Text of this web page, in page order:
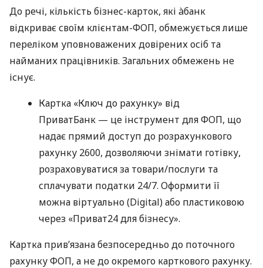
До речі, кількість бізнес-карток, які àбанк
відкриває своїм клієнтам-ФОП, обмежується лише
переліком уповноважених довірених осіб та
найманих працівників. Загальних обмежень не
існує.
Картка «Ключ до рахунку» від
ПриватБанк — це інструмент для ФОП, що
надає прямий доступ до розрахункового
рахунку 2600, дозволяючи знімати готівку,
розраховуватися за товари/послуги та
сплачувати податки 24/7. Оформити її
можна віртуально (Digital) або пластиковою
через «Приват24 для бізнесу».
Картка прив’язана безпосередньо до поточного
рахунку ФОП, а не до окремого карткового рахунку.